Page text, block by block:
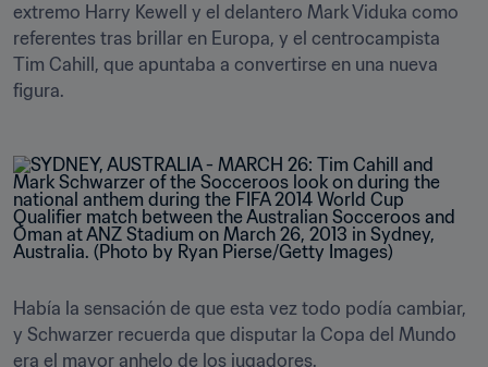
extremo Harry Kewell y el delantero Mark Viduka como
referentes tras brillar en Europa, y el centrocampista
Tim Cahill, que apuntaba a convertirse en una nueva
figura.
Había la sensación de que esta vez todo podía cambiar,
y Schwarzer recuerda que disputar la Copa del Mundo
era el mayor anhelo de los jugadores.